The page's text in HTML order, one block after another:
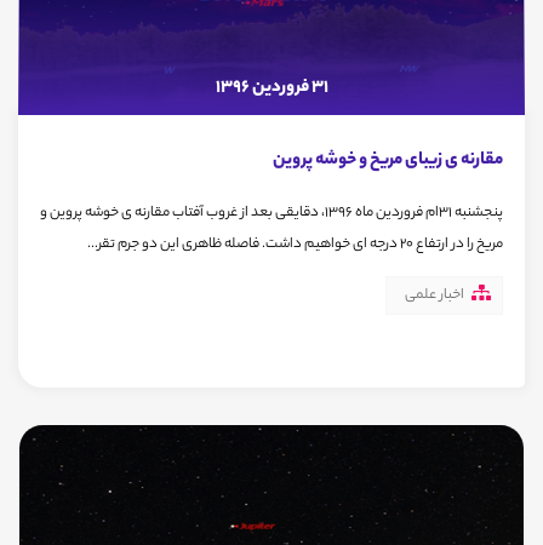
31 فروردین 1396
مقارنه ی زیبای مریخ و خوشه پروین
پنجشنبه 31ام فروردین ماه 1396، دقایقی بعد از غروب آفتاب مقارنه ی خوشه پروین و
مریخ را در ارتفاع 20 درجه ای خواهیم داشت. فاصله ظاهری این دو جرم تقر...
اخبار علمی